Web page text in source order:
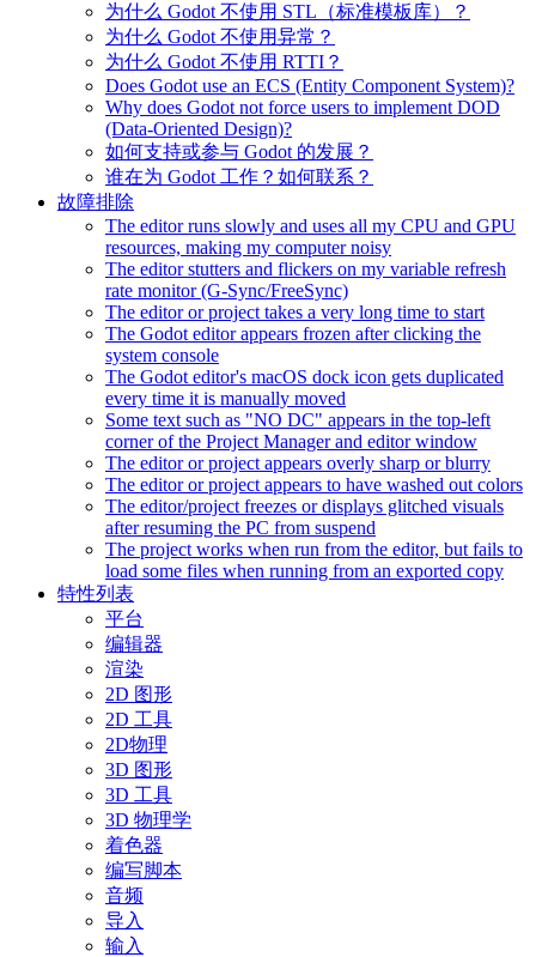
为什么 Godot 不使用 STL（标准模板库）？
为什么 Godot 不使用异常？
为什么 Godot 不使用 RTTI？
Does Godot use an ECS (Entity Component System)?
Why does Godot not force users to implement DOD
(Data-Oriented Design)?
如何支持或参与 Godot 的发展？
谁在为 Godot 工作？如何联系？
故障排除
The editor runs slowly and uses all my CPU and GPU
resources, making my computer noisy
The editor stutters and flickers on my variable refresh
rate monitor (G-Sync/FreeSync)
The editor or project takes a very long time to start
The Godot editor appears frozen after clicking the
system console
The Godot editor's macOS dock icon gets duplicated
every time it is manually moved
Some text such as "NO DC" appears in the top-left
corner of the Project Manager and editor window
The editor or project appears overly sharp or blurry
The editor or project appears to have washed out colors
The editor/project freezes or displays glitched visuals
after resuming the PC from suspend
The project works when run from the editor, but fails to
load some files when running from an exported copy
特性列表
平台
编辑器
渲染
2D 图形
2D 工具
2D物理
3D 图形
3D 工具
3D 物理学
着色器
编写脚本
音频
导入
输入